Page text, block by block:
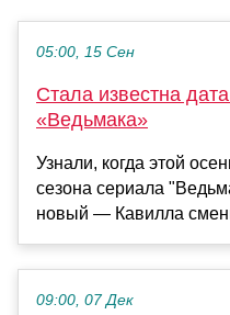
05:00, 15 Сен
Стала известна
«Ведьмака»
Узнали, когда этой
сезона сериала
новый — Кавилла
09:00, 07 Дек